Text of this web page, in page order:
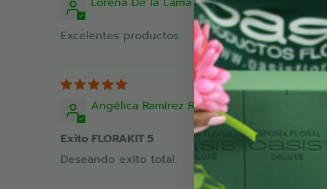
Caja de alimento floral Express Universal 300
Proporciona el alimento que las flores requieren
en florero y en espuma floral, es perfecto para
para rehidratarla por perdida de agua.
Excelentes productos.
Angélica Ramírez Ramírez
Exito FLORAKIT 5
Deseando exito total.